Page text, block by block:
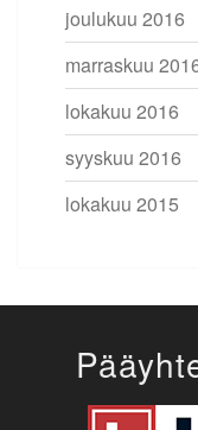
joulukuu 2016
marraskuu
lokakuu 2016
syyskuu 2016
lokakuu 2015